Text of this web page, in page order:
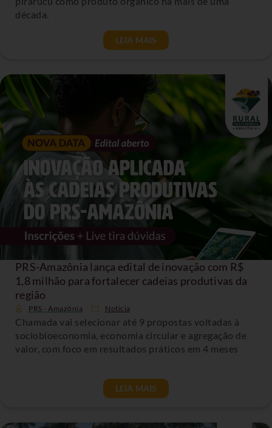
década.
LEIA MAIS
PRS-Amazônia lança edital de inovação com R$
1,8 milhão para fortalecer cadeias produtivas da
região
PRS - Amazônia Noticia
Chamada vai selecionar até 9 propostas voltadas à
sociobioeconomia, economia circular e agregação de
valor, com foco em resultados práticos em 4 meses
LEIA MAIS